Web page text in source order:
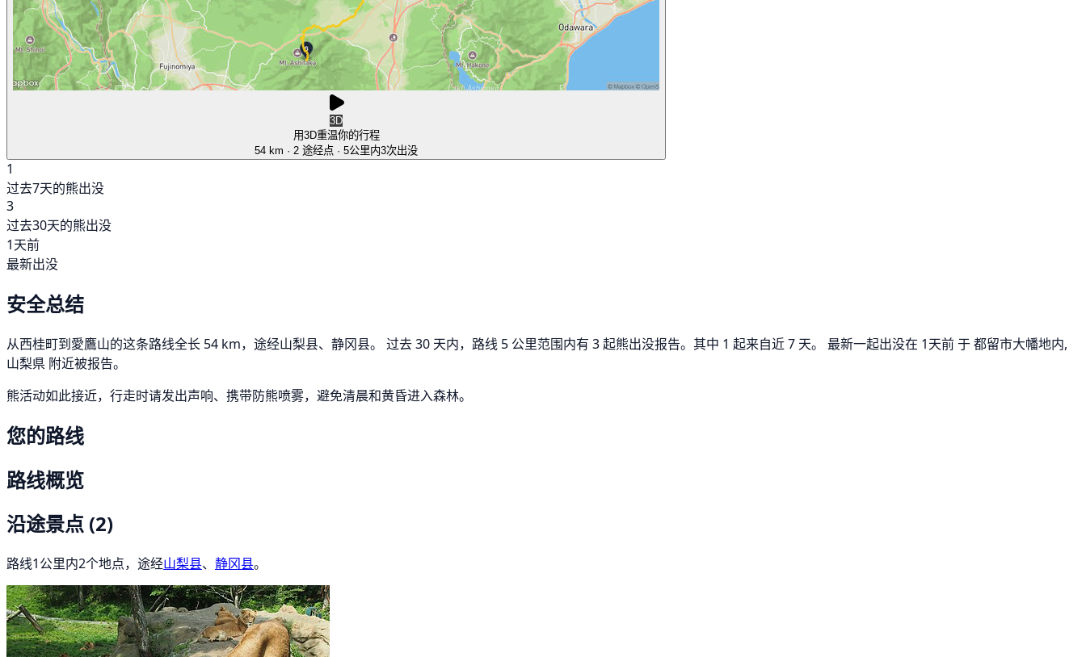
3D
用3D重温你的行程
54 km · 2 途经点 · 5公里内3次出没
1
过去7天的熊出没
3
过去30天的熊出没
1天前
最新出没
安全总结
从西桂町到愛鷹山的这条路线全长 54 km，途经山梨县、静冈县。 过去 30 天内，路线 5 公里范围内有 3 起熊出没报告。其中 1 起来自近 7 天。 最新一起出没在 1天前 于 都留市大幡地内,
山梨県 附近被报告。
熊活动如此接近，行走时请发出声响、携带防熊喷雾，避免清晨和黄昏进入森林。
您的路线
路线概览
沿途景点 (2)
路线1公里内2个地点，途经山梨县、 静冈县。